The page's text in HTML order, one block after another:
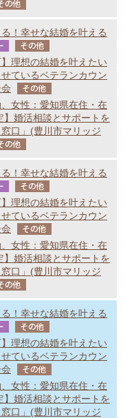
の他
！幸せな結婚を叶える
その他
理想の結婚を叶えたい
ているベテランカウン
その他
女性：愛知県在住・在
婚活相談とサポートを
口」(豊川市マリッジ
の他
！幸せな結婚を叶える
その他
理想の結婚を叶えたい
ているベテランカウン
その他
女性：愛知県在住・在
婚活相談とサポートを
口」(豊川市マリッジ
の他
！幸せな結婚を叶える
その他
理想の結婚を叶えたい
ているベテランカウン
その他
女性：愛知県在住・在
婚活相談とサポートを
口」(豊川市マリッジ